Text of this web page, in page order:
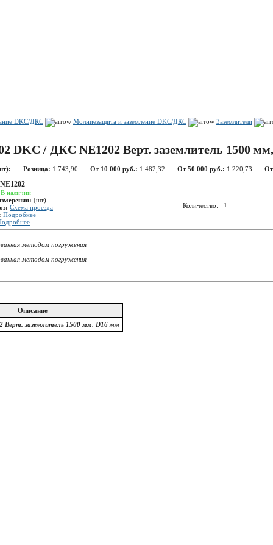
DKC/ДКС Молниезащита и заземление DKC/ДКС Заземлители
DKC / ДКС NE1202 Верт. заземлитель 1500
Розница: 1 743,90 От 10 000 руб.: 1 482,32 От 50 000 руб.: 1 220,73
NE1202
В наличии
(шт)
Схема проезда
Подробнее
Количество:
методом погружения
методом погружения
Описание
Верт. заземлитель 1500 мм, D16 мм